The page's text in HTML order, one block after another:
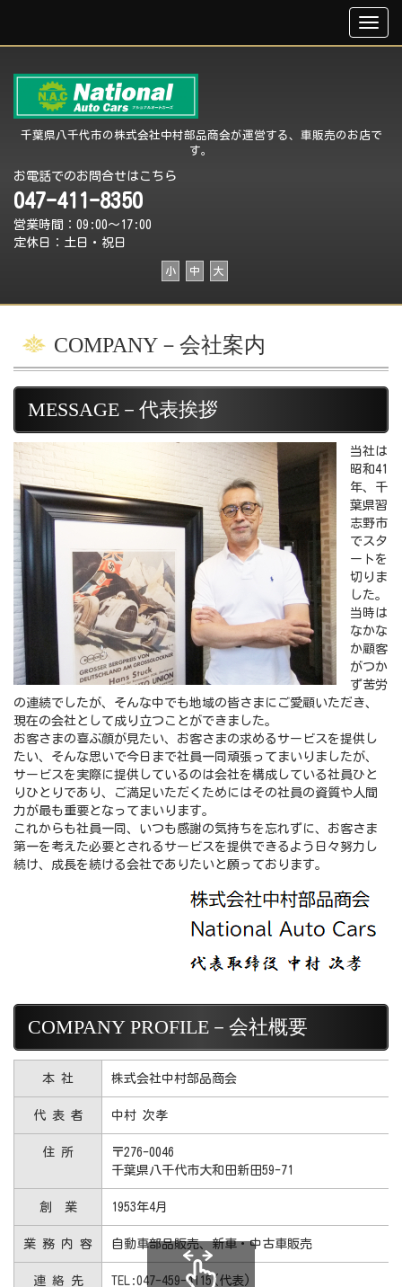
千葉県八千代市の株式会社中村部品商会が運営する、車販売のお店で
す。
お電話でのお問合せはこちら
047-411-8350
営業時間：09:00～17:00
定休日：土日・祝日
小 中 大
COMPANY－会社案内
MESSAGE－代表挨拶
当社は
昭和41
年、千
葉県習
志野市
でスタ
ートを
切りま
した。
当時は
なかな
か顧客
がつか
ず苦労
の連続でしたが、そんな中でも地域の皆さまにご愛顧いただき、
現在の会社として成り立つことができました。
お客さまの喜ぶ顔が見たい、お客さまの求めるサービスを提供し
たい、そんな思いで今日まで社員一同頑張ってまいりましたが、
サービスを実際に提供しているのは会社を構成している社員ひと
りひとりであり、ご満足いただくためにはその社員の資質や人間
力が最も重要となってまいります。
これからも社員一同、いつも感謝の気持ちを忘れずに、お客さま
第一を考えた必要とされるサービスを提供できるよう日々努力し
続け、成長を続ける会社でありたいと願っております。
COMPANY PROFILE－会社概要
本 社 株式会社中村部品商会
代 表 者 中村 次孝
住 所
〒276-0046
千葉県八千代市大和田新田59-71
創 業 1953年4月
業 務 内 容 自動車部品販売、新車・中古車販売
連 絡 先 TEL:047-459-4115(代表)